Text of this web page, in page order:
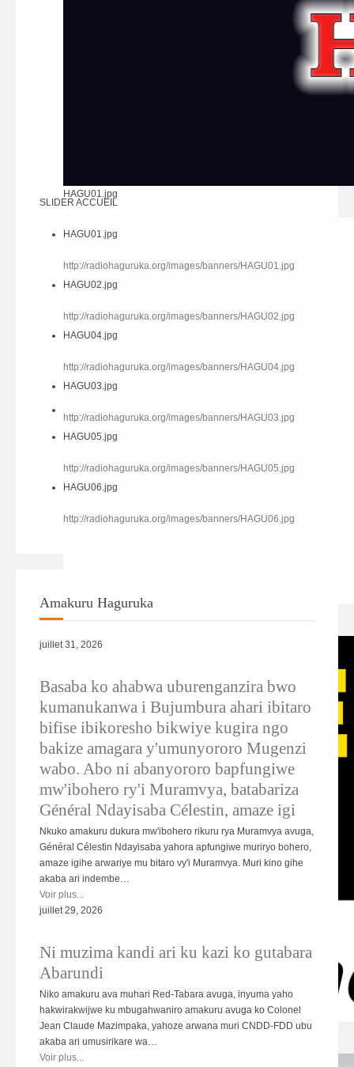
HAGU01.jpg
HAGU02.jpg
HAGU04.jpg
SLIDER ACCUEIL
HAGU01.jpg
http://radiohaguruka.org/images/banners/HAGU01.jpg
HAGU02.jpg
http://radiohaguruka.org/images/banners/HAGU02.jpg
HAGU04.jpg
http://radiohaguruka.org/images/banners/HAGU04.jpg
HAGU03.jpg
http://radiohaguruka.org/images/banners/HAGU03.jpg
HAGU05.jpg
http://radiohaguruka.org/images/banners/HAGU05.jpg
HAGU06.jpg
http://radiohaguruka.org/images/banners/HAGU06.jpg
Amakuru Haguruka
juillet 31, 2026
Basaba ko ahabwa uburenganzira bwo
kumanukanwa i Bujumbura ahari ibitaro
bifise ibikoresho bikwiye kugira ngo
bakize amagara y'umunyororo Mugenzi
wabo. Abo ni abanyororo bapfungiwe
mw'ibohero ry'i Muramvya, batabariza
Général Ndayisaba Célestin, amaze igi
Nkuko amakuru dukura mw'ibohero rikuru rya Muramvya avuga,
Général Célestin Ndayisaba yahora apfungiwe muriryo bohero,
amaze igihe arwariye mu bitaro vy'i Muramvya. Muri kino gihe
akaba ari indembe…
Voir plus...
juillet 29, 2026
Ni muzima kandi ari ku kazi ko gutabara
Abarundi
Niko amakuru ava muhari Red-Tabara avuga, inyuma yaho
hakwirakwijwe ku mbugahwaniro amakuru avuga ko Colonel
Jean Claude Mazimpaka, yahoze arwana muri CNDD-FDD ubu
akaba ari umusirikare wa…
Voir plus...